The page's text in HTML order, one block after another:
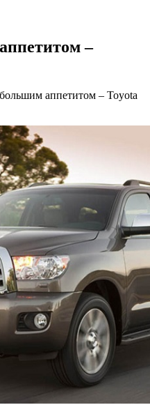
–
аппетитом – Toyota